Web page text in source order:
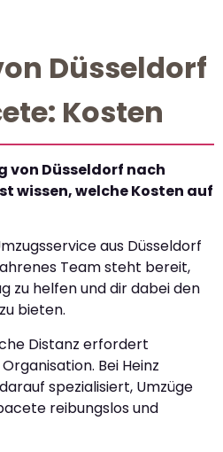
Düsseldorf
Kosten
von Düsseldorf nach
wissen, welche Kosten auf
aus Düsseldorf
Team steht bereit,
zu helfen und dir dabei den
bieten.
Distanz erfordert
Bei Heinz
spezialisiert, Umzüge
reibungslos und